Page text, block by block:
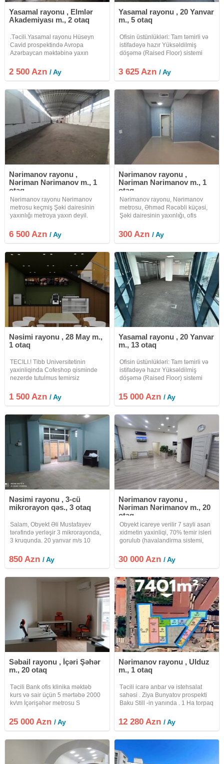
Yasamal rayonu , Elmlər
Akademiyası m., 2 otaq
.Təcili.Yasamal rayonu Hüseyn
Cavid prospektində Avropa
Azərbaycan məktəbinə yaxın
yaxınlığında 5\1-ci mərtəbəsində 2
otağlı ümumi sahəsi 65 kv olan
Su İşıq
2 500 Azn/ Ay
Yasamal rayonu , 20 Yanvar
m., 5 otaq
Ofisin üstünlükləri: Tam təmirli və
istifadəyə hazır Yüksəldilmiş
döşəmə (Raised Floor) sistemi
kommunikasiya xətləri mövcuddur
Fəaliyyətə dərhal başlamaq
3 625 Azn/ Ay
Nərimanov rayonu ,
Nəriman Nərimanov m., 1
otaq
Nərimanov rayonu Nərimanov
metrosu keçmiş Şəki dairesinin
yaxınlığı metroya yaxın deyil.
hissəyə bölüb vermək
mümkündür. Minumum kv 500kv
həyəti vardır
6 500 Azn/ Ay
Nərimanov rayonu ,
Nəriman Nərimanov m., 1
otaq
Nərimanov rayonu, Nərimanov
metrosu, Əhməd Rəcəbli küçəsi,
Şəki dairesinin yaxınlığı, ofis
yerləşir.lift var.7/24 açıqdır. sanitar
qovşaq hər bir otaqda var. Su, işıq,
300 Azn/ Ay
Nəsimi rayonu , 28 May m.,
1 otaq
TECILI.! Tibb Universitetinin
yaxinliqinda Cofeshop qisminde
nezerde tutulmus temirsiz
YOLKENARIDIR icerisi 2
mertebeye bolunub ve temir isleri
gorulub tehvil
1 500 Azn/ Ay
Yasamal rayonu , 20 Yanvar
m., 13 otaq
Ofisin üstünlükləri: Tam təmirli və
istifadəyə hazır Yüksəldilmiş
döşəmə (Raised Floor) sistemi
kommunikasiya xətləri mövcuddur
Fəaliyyətə dərhal başlamaq
15 000 Azn/ Ay
Nəsimi rayonu , 3-cü
mikrorayon qəs., 3 otaq
Salam, Obyekt Əli Mustafayev
tərəfində yerləşir 3 mikrorayonda,
3 kruqunda. 20 yanvar m/s 10
Obyekt 115 m², orta təmirlidir. Su,
İşıq, kondisioner sistemi, sanitar
850 Azn/ Ay
Nərimanov rayonu ,
Nəriman Nərimanov m., 20
otaq
Obyekt icareye verilir 7 sayli asan
xidmetin yaxinliqi, 70% temir isleri
gorulub (havalandirma sistemi,
temirli) 2000 kv.m Mertebe: 5/5
Qiymət: 30000AZN Xidmət haqqı:
30 000 Azn/ Ay
Səbail rayonu , İçəri Şəhər
m., 20 otaq
Təcili Bank ofis klinika məktəb
kurs və sair üçün 5 mərtəbə 2000
kv\m İçərişəhər metrosu S
yanı. Oriinal dizayn əla təmir.
İsitmə soyutma və havalandırılma
25 000 Azn/ Ay
Nərimanov rayonu , Ulduz
m., 1 otaq
Təcili icarə anbar və istehsalat
sahəsi . Ziya Bunyatov prospekti
Baku Still -in yanında . 1 Ha torpaq
istehsalat sahəsi 13 müxtəlif
ölçüdə anbar Hündürlük 5.2-7.2
12 280 Azn/ Ay